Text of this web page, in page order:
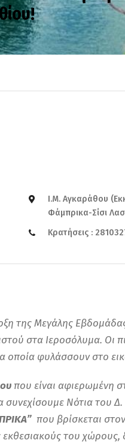
Ι.Μ. Αγκαράθου
Φάμπρικα-Σίσι
Κρατήσεις :
της Μεγάλης Εβδομάδας.
στα Ιεροσόλυμα. Οι
φυλάσσουν στο
που είναι αφιερωμένη
συνεχίσουμε Νότια του
που βρίσκεται
του χώρους,